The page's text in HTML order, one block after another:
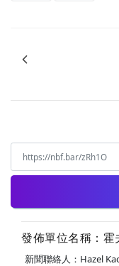
發佈單位名稱：霍
新聞聯絡人：Hazel